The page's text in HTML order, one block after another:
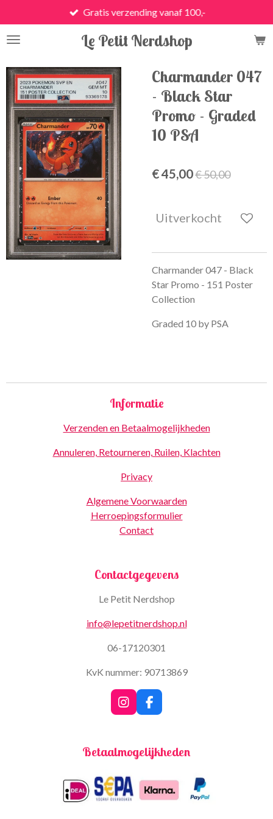
direct
naar
hoofdinhoud
Le Petit Nerdshop
Gratis verzending vanaf 100,-
Charmander 047
- Black Star
Promo - Graded
10 PSA
€ 45,00€ 50,00
Uitverkocht
Charmander 047 - Black
Star Promo - 151 Poster
Collection
Graded 10 by PSA
Informatie
Verzenden en Betaalmogelijkheden
Annuleren, Retourneren, Ruilen, Klachten
Privacy
Algemene Voorwaarden
Herroepingsformulier
Contact
Contactgegevens
Le Petit Nerdshop
info@lepetitnerdshop.nl
06-17120301
KvK nummer: 90713869
I
n
a
r
a
m
F
a
b
k
Betaalmogelijkheden